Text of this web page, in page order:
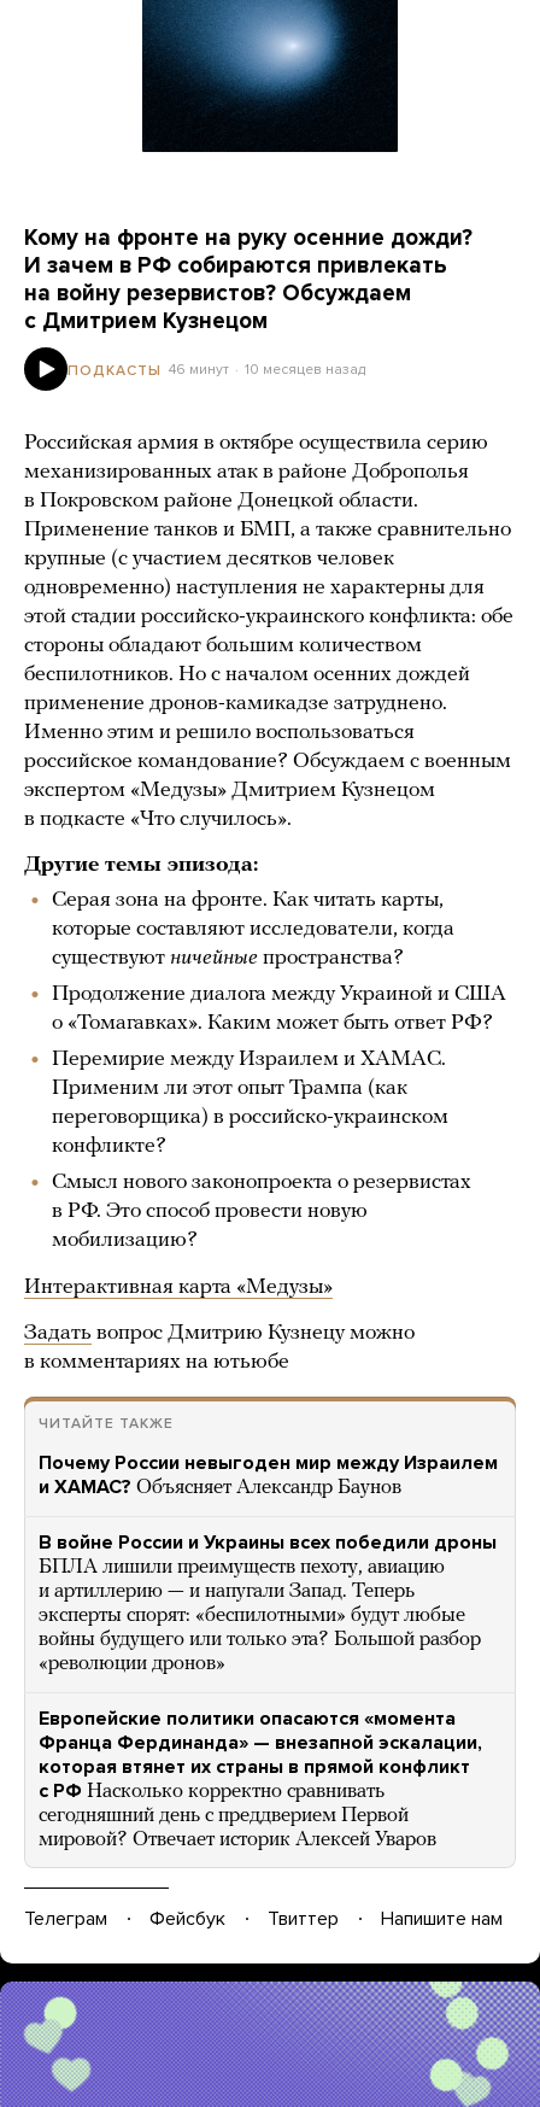
Кому на фронте на руку осенние дожди?
И зачем в РФ собираются привлекать
на войну резервистов? Обсуждаем
с Дмитрием Кузнецом
ПОДКАСТЫ 46 минут 10 месяцев назад
Российская армия в октябре осуществила серию
механизированных атак в районе Доброполья
в Покровском районе Донецкой области.
Применение танков и БМП, а также сравнительно
крупные (с участием десятков человек
одновременно) наступления не характерны для
этой стадии российско-украинского конфликта: обе
стороны обладают большим количеством
беспилотников. Но с началом осенних дождей
применение дронов-камикадзе затруднено.
Именно этим и решило воспользоваться
российское командование? Обсуждаем с военным
экспертом «Медузы» Дмитрием Кузнецом
в подкасте «Что случилось».
Другие темы эпизода:
Серая зона на фронте. Как читать карты,
которые составляют исследователи, когда
существуют ничейные пространства?
Продолжение диалога между Украиной и США
о «Томагавках». Каким может быть ответ РФ?
Перемирие между Израилем и ХАМАС.
Применим ли этот опыт Трампа (как
переговорщика) в российско-украинском
конфликте?
Смысл нового законопроекта о резервистах
в РФ. Это способ провести новую
мобилизацию?
Интерактивная карта «Медузы»
Задать вопрос Дмитрию Кузнецу можно
в комментариях на ютьюбе
ЧИТАЙТЕ ТАКЖЕ
Почему России невыгоден мир между Израилем
и ХАМАС? Объясняет Александр Баунов
В войне России и Украины всех победили дроны
БПЛА лишили преимуществ пехоту, авиацию
и артиллерию — и напугали Запад. Теперь
эксперты спорят: «беспилотными» будут любые
войны будущего или только эта? Большой разбор
«революции дронов»
Европейские политики опасаются «момента
Франца Фердинанда» — внезапной эскалации,
которая втянет их страны в прямой конфликт
с РФ Насколько корректно сравнивать
сегодняшний день с преддверием Первой
мировой? Отвечает историк Алексей Уваров
Телеграм Фейсбук Твиттер Напишите нам